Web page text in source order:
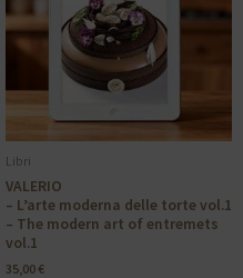
Libri
VALERIO
– L’arte moderna delle torte vol.1
– The modern art of entremets
vol.1
35,00€